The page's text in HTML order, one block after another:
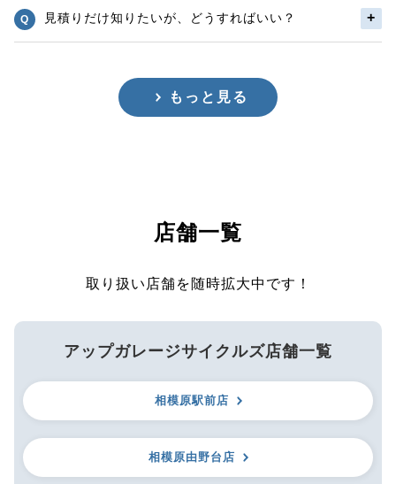
見積りだけ知りたいが、どうすればいい？
もっと見る
店舗一覧
取り扱い店舗を随時拡大中です！
アップガレージサイクルズ店舗一覧
相模原駅前店
相模原由野台店